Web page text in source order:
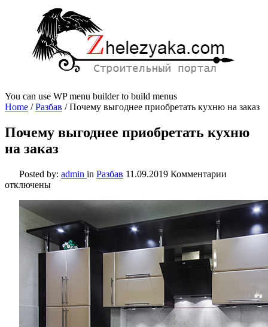
You can use WP menu builder to build menus
Home /Разбав /Почему выгоднее приобретать кухню на заказ
Почему выгоднее приобретать кухню
на заказ
Posted by: admin in Разбав 11.09.2019 Комментарии
выгоднее
кухню
на
отключены